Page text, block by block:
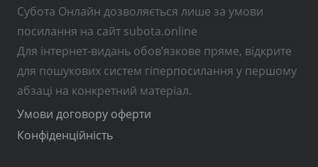
Субота Онлайн дозволяється лише за умови
посилання на сайт subota.online
Для інтернет-видань обов’язкове пряме, відкрите
для пошукових систем гіперпосилання у першому
абзаці на конкретний матеріал.
Умови договору оферти
Конфіденційність